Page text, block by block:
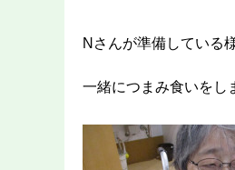
Nさんが準備している
一緒につまみ食いをし